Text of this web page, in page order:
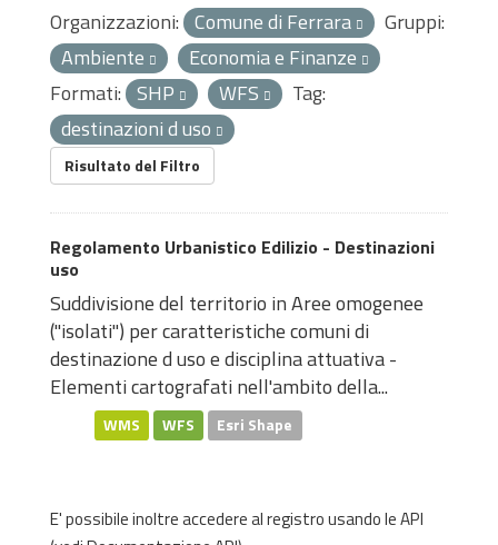
Organizzazioni: Comune di Ferrara
Gruppi:
Ambiente
Economia e Finanze
Formati: SHP WFS
Tag:
destinazioni d uso
Risultato del Filtro
Regolamento Urbanistico Edilizio - Destinazioni
uso
Suddivisione del territorio in Aree omogenee
("isolati") per caratteristiche comuni di
destinazione d uso e disciplina attuativa -
Elementi cartografati nell'ambito della...
WMS WFS Esri Shape
E' possibile inoltre accedere al registro usando leAPI